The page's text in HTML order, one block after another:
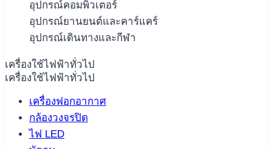
อุปกรณ์คอมพิวเตอร์
อุปกรณ์ยานยนต์และคาร์แคร์
อุปกรณ์เดินทางและกีฬา
เครื่องใช้ไฟฟ้าทั่วไป
เครื่องใช้ไฟฟ้าทั่วไป
เครื่องฟอกอากาศ
กล้องวงจรปิด
ไฟ LED